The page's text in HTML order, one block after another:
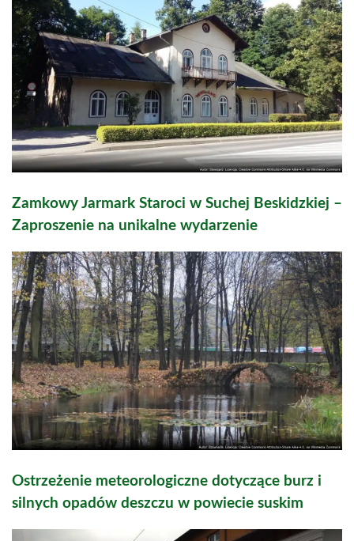
Zamkowy Jarmark Staroci w Suchej Beskidzkiej –
Zaproszenie na unikalne wydarzenie
Ostrzeżenie meteorologiczne dotyczące burz i
silnych opadów deszczu w powiecie suskim